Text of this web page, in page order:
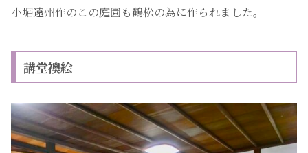
小堀遠州作のこの庭園も鶴松の為に作られました。
講堂襖絵